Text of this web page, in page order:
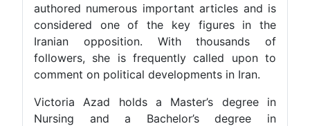
authored numerous important articles and is
considered one of the key figures in the
Iranian opposition. With thousands of
followers, she is frequently called upon to
comment on political developments in Iran.
Victoria Azad holds a Master’s degree in
Nursing and a Bachelor’s degree in